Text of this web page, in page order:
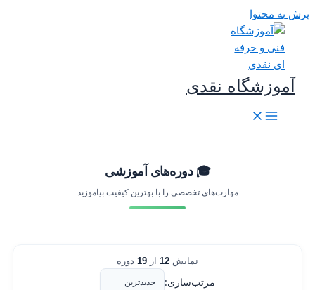
به محتوا
آموزشگاه نقدی
🎓 دوره‌های آموزشی
مهارت‌های تخصصی را با بهترین کیفیت بیاموزید
نمایش12 از 19 دوره
مرتب‌سازی: